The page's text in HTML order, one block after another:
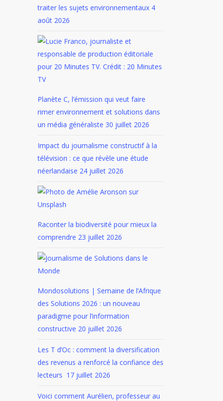
traiter les sujets environnementaux 4
août 2026
Planète C, l’émission qui veut faire
rimer environnement et solutions dans
un média généraliste 30 juillet 2026
Impact du journalisme constructif à la
télévision : ce que révèle une étude
néerlandaise 24 juillet 2026
Raconter la biodiversité pour mieux la
comprendre 23 juillet 2026
Mondosolutions | Semaine de l’Afrique
des Solutions 2026 : un nouveau
paradigme pour l’information
constructive 20 juillet 2026
Les T d’Oc : comment la diversification
des revenus a renforcé la confiance des
lecteurs 17 juillet 2026
Voici comment Aurélien, professeur au